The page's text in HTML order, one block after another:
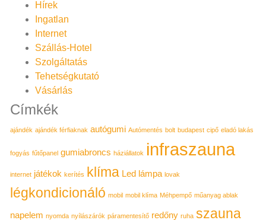
Hírek
Ingatlan
Internet
Szállás-Hotel
Szolgáltatás
Tehetségkutató
Vásárlás
Címkék
ajándék ajándék férfiaknak autógumi Autómentés bolt budapest cipő eladó lakás
fogyás fűtőpanel gumiabroncs háziállatok infraszauna
internet játékok kerítés klíma Led lámpa lovak
légkondicionáló mobil mobil klíma Méhpempő műanyag ablak
napelem nyomda nyílászárók páramentesítő redőny ruha szauna